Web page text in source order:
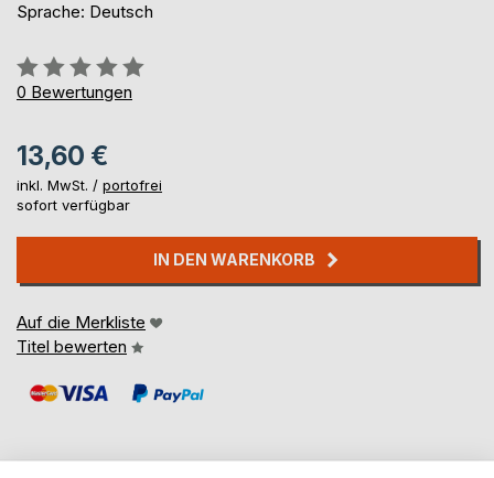
Sprache: Deutsch
Bewertung::
0%
0 Bewertungen
13,60 €
inkl. MwSt. / portofrei
sofort verfügbar
IN DEN WARENKORB
Auf die Merkliste
Titel bewerten